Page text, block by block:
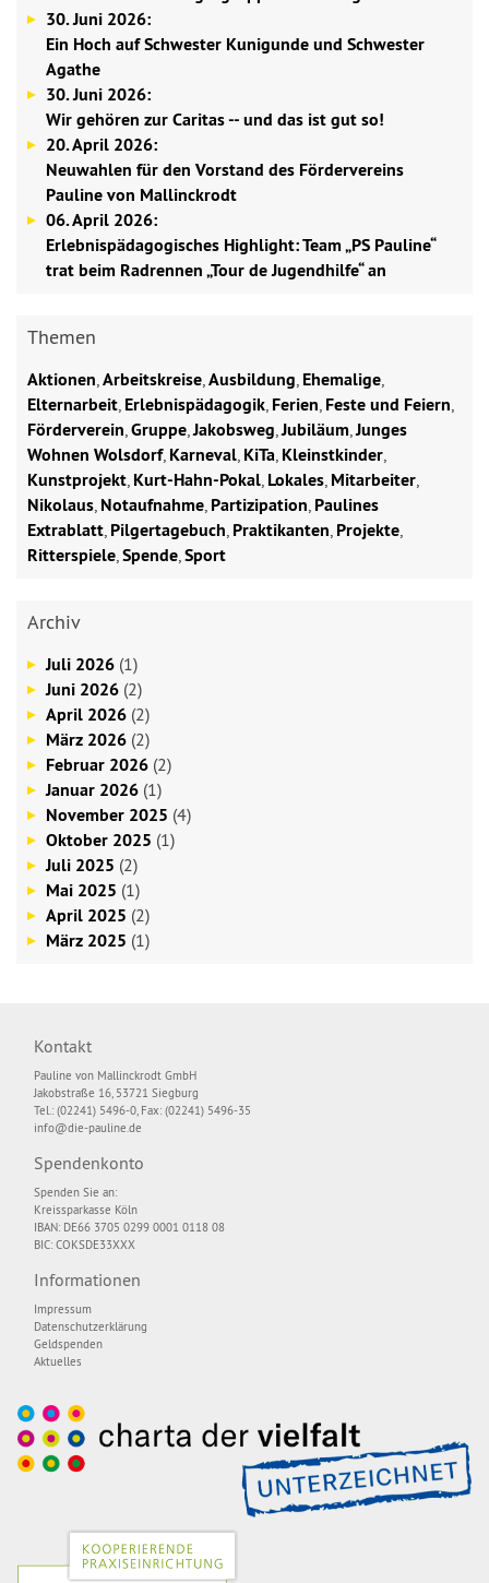
30. Juni 2026:
Ein Hoch auf Schwester Kunigunde und Schwester
Agathe
30. Juni 2026:
Wir gehören zur Caritas -- und das ist gut so!
20. April 2026:
Neuwahlen für den Vorstand des Fördervereins
Pauline von Mallinckrodt
06. April 2026:
Erlebnispädagogisches Highlight: Team „PS Pauline“
trat beim Radrennen „Tour de Jugendhilfe“ an
Themen
Aktionen,Arbeitskreise,Ausbildung, Ehemalige,
Elternarbeit, Erlebnispädagogik, Ferien, Feste und Feiern,
Förderverein,Gruppe,Jakobsweg,Jubiläum,Junges
Wohnen Wolsdorf, Karneval, KiTa, Kleinstkinder,
Kunstprojekt, Kurt-Hahn-Pokal, Lokales, Mitarbeiter,
Nikolaus, Notaufnahme, Partizipation, Paulines
Extrablatt, Pilgertagebuch, Praktikanten, Projekte,
Ritterspiele,Spende,Sport
Archiv
Juli 2026 (1)
Juni 2026 (2)
April 2026 (2)
März 2026 (2)
Februar 2026 (2)
Januar 2026 (1)
November 2025 (4)
Oktober 2025 (1)
Juli 2025 (2)
Mai 2025 (1)
April 2025 (2)
März 2025 (1)
Kontakt
Pauline von Mallinckrodt GmbH
Jakobstraße 16, 53721 Siegburg
Tel.: (02241) 5496-0, Fax: (02241) 5496-35
info@die-pauline.de
Spendenkonto
Spenden Sie an:
Kreissparkasse Köln
IBAN: DE66 3705 0299 0001 0118 08
BIC: COKSDE33XXX
Informationen
Impressum
Datenschutzerklärung
Geldspenden
Aktuelles